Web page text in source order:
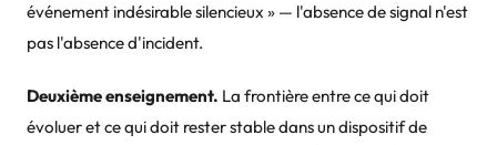
événement indésirable silencieux » — l'absence de signal n'est
pas l'absence d'incident.
Deuxième enseignement. La frontière entre ce qui doit
évoluer et ce qui doit rester stable dans un dispositif de